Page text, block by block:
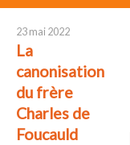
23 mai 2022
La
canonisation
du frère
Charles de
Foucauld